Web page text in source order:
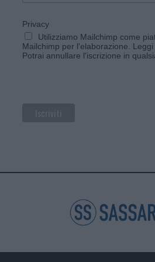
Privacy
Utilizziamo Mailchimp come
Mailchimp per l'elaborazione.
Potrai annullare l'iscrizione in